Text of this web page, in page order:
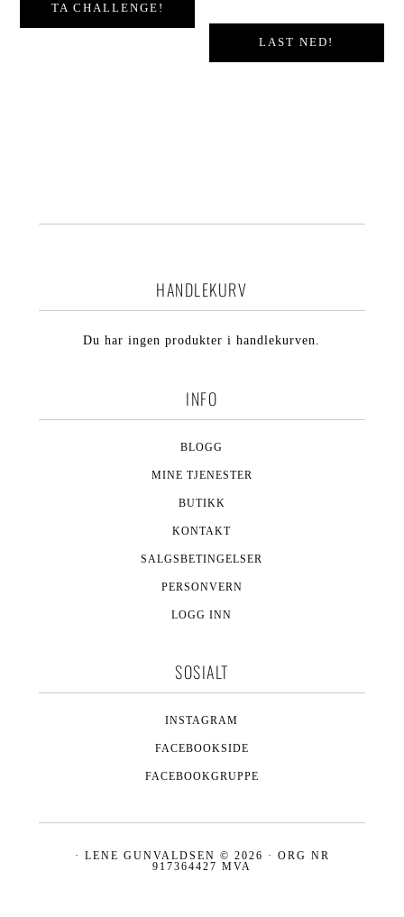
TA CHALLENGE!
LAST NED!
HANDLEKURV
Du har ingen produkter i handlekurven.
INFO
BLOGG
MINE TJENESTER
BUTIKK
KONTAKT
SALGSBETINGELSER
PERSONVERN
LOGG INN
SOSIALT
INSTAGRAM
FACEBOOKSIDE
FACEBOOKGRUPPE
· LENE GUNVALDSEN © 2026 · ORG NR
917364427 MVA